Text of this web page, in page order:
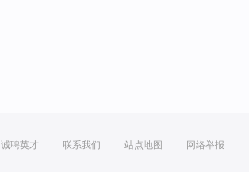
诚聘英才 联系我们 站点地图 网络举报